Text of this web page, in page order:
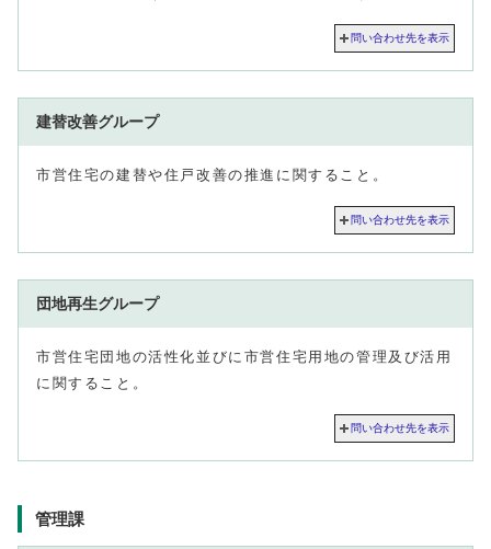
問い合わせ先を表示
建替改善グループ
市営住宅の建替や住戸改善の推進に関すること。
問い合わせ先を表示
団地再生グループ
市営住宅団地の活性化並びに市営住宅用地の管理及び活用
に関すること。
問い合わせ先を表示
管理課